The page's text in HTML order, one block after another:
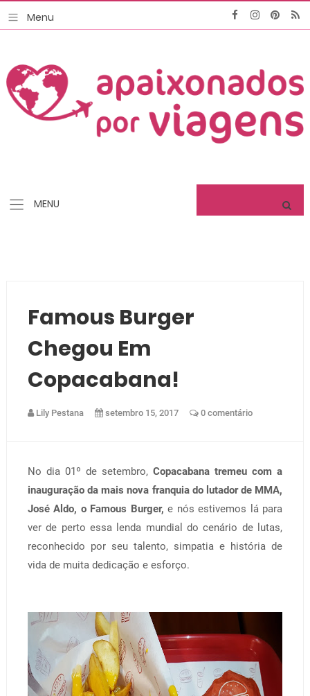
Famous Burger
Chegou Em
Copacabana!
Lily Pestana setembro 15, 2017 0 comentário
No dia 01º de setembro,Copacabana tremeu com a
inauguração da mais nova franquia do lutador de MMA,
José Aldo, o Famous Burger, e nós estivemos lá para
ver de perto essa lenda mundial do cenário de lutas,
reconhecido por seu talento, simpatia e história de
vida de muita dedicação e esforço.